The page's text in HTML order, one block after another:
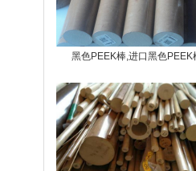
黑色PEEK棒,进口黑色PEEK